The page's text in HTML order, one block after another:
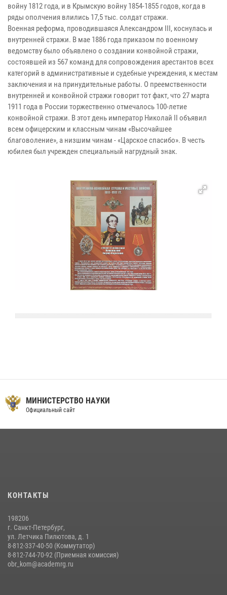
войну 1812 года, и в Крымскую войну 1854-1855 годов, когда в
ряды ополчения влились 17,5 тыс. солдат стражи.
Военная реформа, проводившаяся Александром III, коснулась и
внутренней стражи. В мае 1886 года приказом по военному
ведомству было объявлено о создании конвойной стражи,
состоявшей из 567 команд для сопровождения арестантов всех
категорий в административные и судебные учреждения, к местам
заключения и на принудительные работы. О преемственности
внутренней и конвойной стражи говорит тот факт, что 27 марта
1911 года в России торжественно отмечалось 100-летие
конвойной стражи. В этот день император Николай II объявил
всем офицерским и классным чинам «Высочайшее
благоволение», а низшим чинам - «Царское спасибо». В честь
юбилея был учрежден специальный нагрудный знак.
МИНИСТЕРСТВО НАУКИ
Официальный сайт
КОНТАКТЫ
198206
г. Санкт-Петербург,
ул. Летчика Пилютова, д. 1
8-812-337-40-50 (Коммутатор)
8-812-744-70-92 (Приемная комиссия)
obr_kom@academrg.ru